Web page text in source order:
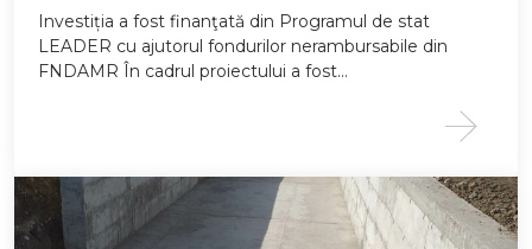
Investiția a fost finanţată din Programul de stat
LEADER cu ajutorul fondurilor nerambursabile din
FNDAMR În cadrul proiectului a fost…